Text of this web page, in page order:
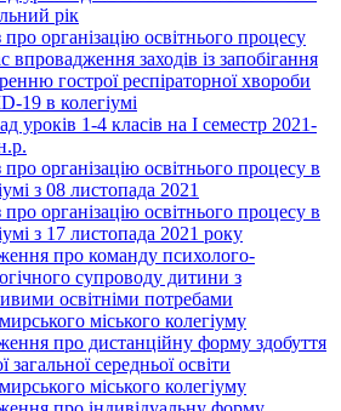
рік
організацію освітнього процесу
впровадження заходів із запобігання
гострої респіраторної хвороби
19 в колегіумі
уроків 1-4 класів на І семестр 2021-
організацію освітнього процесу в
з 08 листопада 2021
організацію освітнього процесу в
з 17 листопада 2021 року
про команду психолого-
супроводу дитини з
освітніми потребами
міського колегіуму
про дистанційну форму здобуття
загальної середньої освіти
міського колегіуму